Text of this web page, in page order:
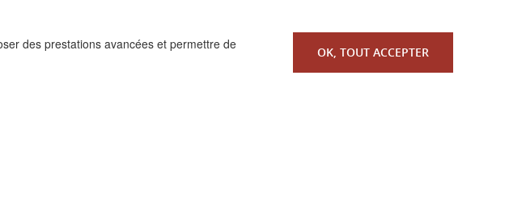
des prestations avancées et permettre de
OK, TOUT ACCEPTER